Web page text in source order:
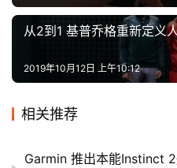
从2到1 基普乔格重新定义
2019年10月12日 上午10:12
相关推荐
Garmin 推出本能Instinct